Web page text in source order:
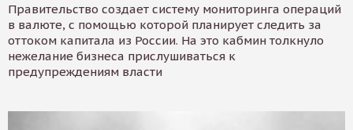
Правительство создает систему мониторинга операций
в валюте, с помощью которой планирует следить за
оттоком капитала из России. На это кабмин толкнуло
нежелание бизнеса прислушиваться к
предупреждениям власти